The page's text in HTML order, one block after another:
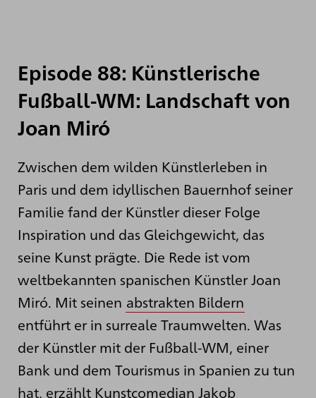
Episode 88: Künstlerische
Fußball-WM: Landschaft von
Joan Miró
Zwischen dem wilden Künstlerleben in
Paris und dem idyllischen Bauernhof seiner
Familie fand der Künstler dieser Folge
Inspiration und das Gleichgewicht, das
seine Kunst prägte. Die Rede ist vom
weltbekannten spanischen Künstler Joan
Miró. Mit seinen abstrakten Bildern
entführt er in surreale Traumwelten. Was
der Künstler mit der Fußball-WM, einer
Bank und dem Tourismus in Spanien zu tun
hat, erzählt Kunstcomedian Jakob